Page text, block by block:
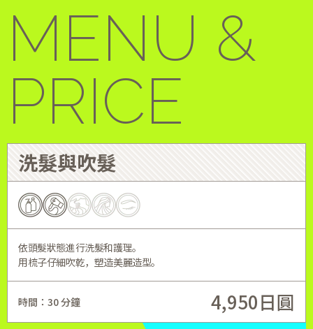
MENU &
PRICE
洗髮與吹髮
依頭髮狀態進行洗髮和護理。
用梳子仔細吹乾，塑造美麗造型。
時間：30 分鐘 4,950日圓